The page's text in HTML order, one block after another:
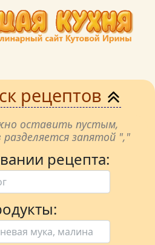
рецептов
оставить пустым,
разделяется запятой ","
рецепта: